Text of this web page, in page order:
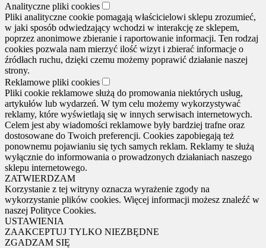
Analityczne pliki cookies
Pliki analityczne cookie pomagają właścicielowi sklepu zrozumieć,
w jaki sposób odwiedzający wchodzi w interakcję ze sklepem,
poprzez anonimowe zbieranie i raportowanie informacji. Ten rodzaj
cookies pozwala nam mierzyć ilość wizyt i zbierać informacje o
źródłach ruchu, dzięki czemu możemy poprawić działanie naszej
strony.
Reklamowe pliki cookies
Pliki cookie reklamowe służą do promowania niektórych usług,
artykułów lub wydarzeń. W tym celu możemy wykorzystywać
reklamy, które wyświetlają się w innych serwisach internetowych.
Celem jest aby wiadomości reklamowe były bardziej trafne oraz
dostosowane do Twoich preferencji. Cookies zapobiegają też
ponownemu pojawianiu się tych samych reklam. Reklamy te służą
wyłącznie do informowania o prowadzonych działaniach naszego
sklepu internetowego.
ZATWIERDZAM
Korzystanie z tej witryny oznacza wyrażenie zgody na
wykorzystanie plików cookies. Więcej informacji możesz znaleźć w
naszej Polityce Cookies.
USTAWIENIA
ZAAKCEPTUJ TYLKO NIEZBĘDNE
ZGADZAM SIĘ